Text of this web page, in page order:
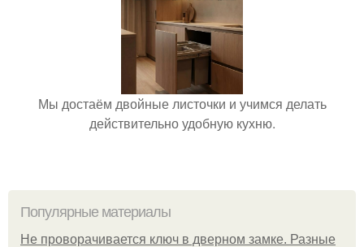
Мы достаём двойные листочки и учимся делать
действительно удобную кухню.
Популярные материалы
Не проворачивается ключ в дверном замке. Разные